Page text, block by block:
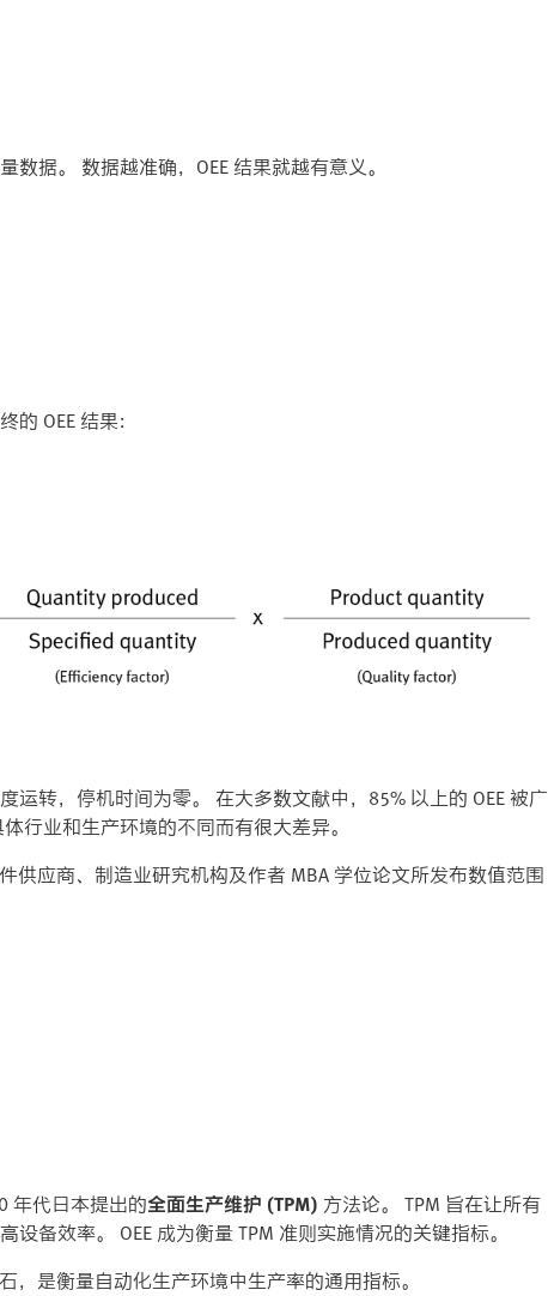
据。 数据越准确，OEE 结果就越有意义。
OEE 结果：
转，停机时间为零。 在大多数文献中，85% 以上的 OEE 被广
行业和生产环境的不同而有很大差异。
供应商、制造业研究机构及作者 MBA 学位论文所发布数值范围
年代日本提出的全面生产维护 (TPM) 方法论。 TPM 旨在让所有
备效率。 OEE 成为衡量 TPM 准则实施情况的关键指标。
，是衡量自动化生产环境中生产率的通用指标。